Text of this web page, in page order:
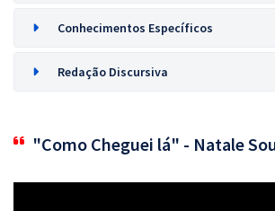
Conhecimentos Específicos
Redação Discursiva
"Como Cheguei lá" - Natale